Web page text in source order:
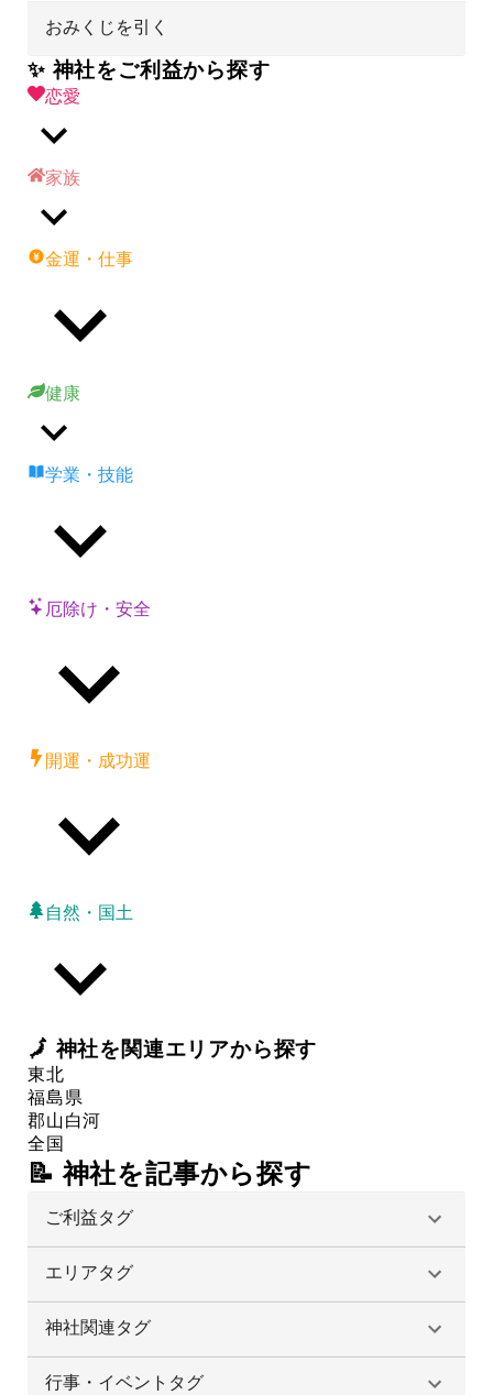
おみくじを引く
✨ 神社をご利益から探す
恋愛
家族
金運・仕事
健康
学業・技能
厄除け・安全
開運・成功運
自然・国土
🗾神社を関連エリアから探す
東北
福島県
郡山白河
全国
📝 神社を記事から探す
ご利益タグ
エリアタグ
神社関連タグ
行事・イベントタグ